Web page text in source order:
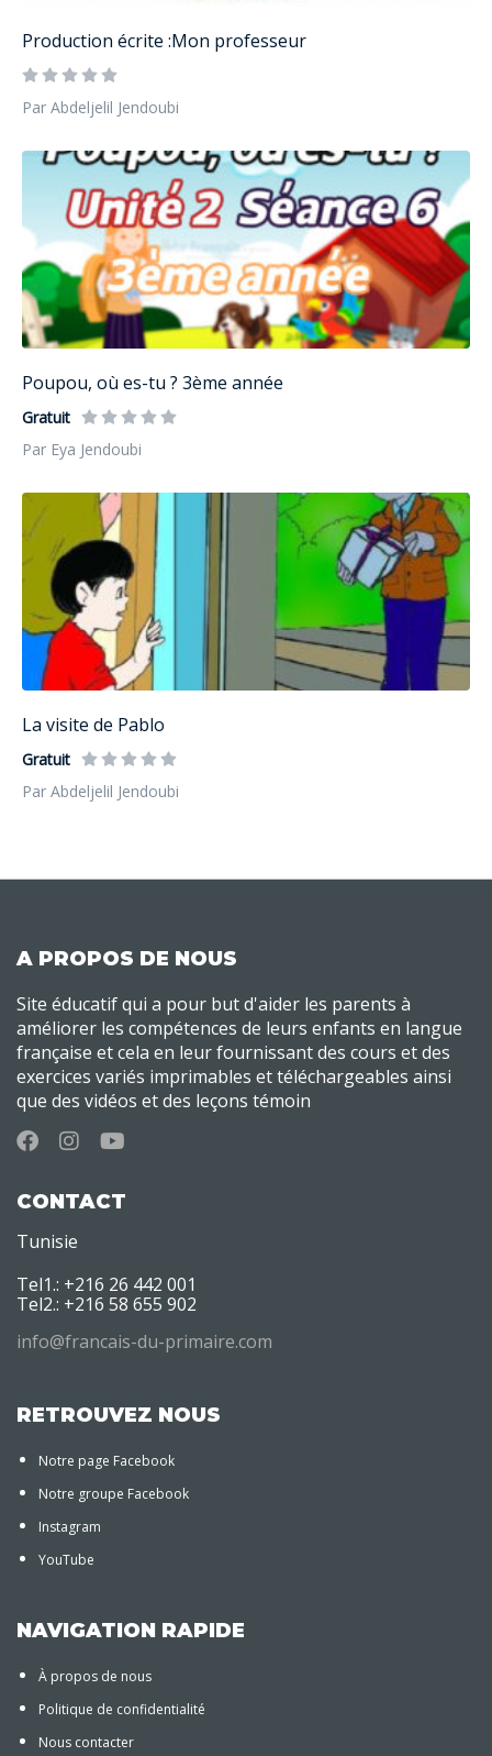
Production écrite :Mon professeur
Par Abdeljelil Jendoubi
Poupou, où es-tu ? 3ème année
Gratuit
Par Eya Jendoubi
La visite de Pablo
Gratuit
Par Abdeljelil Jendoubi
A PROPOS DE NOUS
Site éducatif qui a pour but d'aider les parents à
améliorer les compétences de leurs enfants en langue
française et cela en leur fournissant des cours et des
exercices variés imprimables et téléchargeables ainsi
que des vidéos et des leçons témoin
CONTACT
Tunisie
Tel1.: +216 26 442 001
Tel2.: +216 58 655 902
info@francais-du-primaire.com
RETROUVEZ NOUS
Notre page Facebook
Notre groupe Facebook
Instagram
YouTube
NAVIGATION RAPIDE
À propos de nous
Politique de confidentialité
Nous contacter